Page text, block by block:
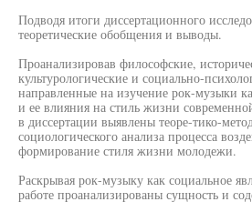
Подводя итоги диссертационного
теоретические обобщения и выводы.
Проанализировав философские,
культурологические и социально-
направленные на изучение рок-музыки
и ее влияния на стиль жизни
в диссертации выявлены теоре-тико-
социологического анализа процесса
формирование стиля жизни молодежи.
Раскрывая рок-музыку как социальное
работе проанализированы сущность и